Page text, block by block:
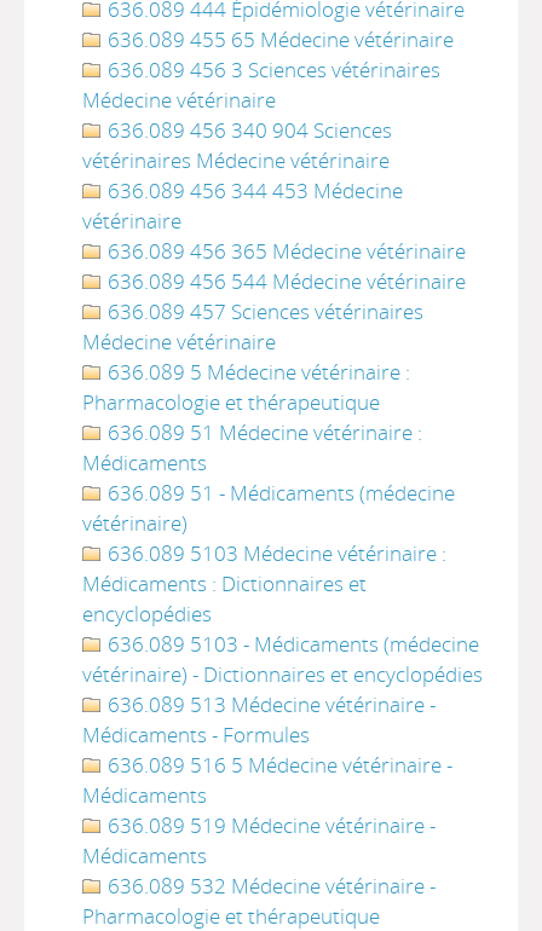
636.089 444 Épidémiologie vétérinaire
636.089 455 65 Médecine vétérinaire
636.089 456 3 Sciences vétérinaires
Médecine vétérinaire
636.089 456 340 904 Sciences
vétérinaires Médecine vétérinaire
636.089 456 344 453 Médecine
vétérinaire
636.089 456 365 Médecine vétérinaire
636.089 456 544 Médecine vétérinaire
636.089 457 Sciences vétérinaires
Médecine vétérinaire
636.089 5 Médecine vétérinaire :
Pharmacologie et thérapeutique
636.089 51 Médecine vétérinaire :
Médicaments
636.089 51 - Médicaments (médecine
vétérinaire)
636.089 5103 Médecine vétérinaire :
Médicaments : Dictionnaires et
encyclopédies
636.089 5103 - Médicaments (médecine
vétérinaire) - Dictionnaires et encyclopédies
636.089 513 Médecine vétérinaire -
Médicaments - Formules
636.089 516 5 Médecine vétérinaire -
Médicaments
636.089 519 Médecine vétérinaire -
Médicaments
636.089 532 Médecine vétérinaire -
Pharmacologie et thérapeutique